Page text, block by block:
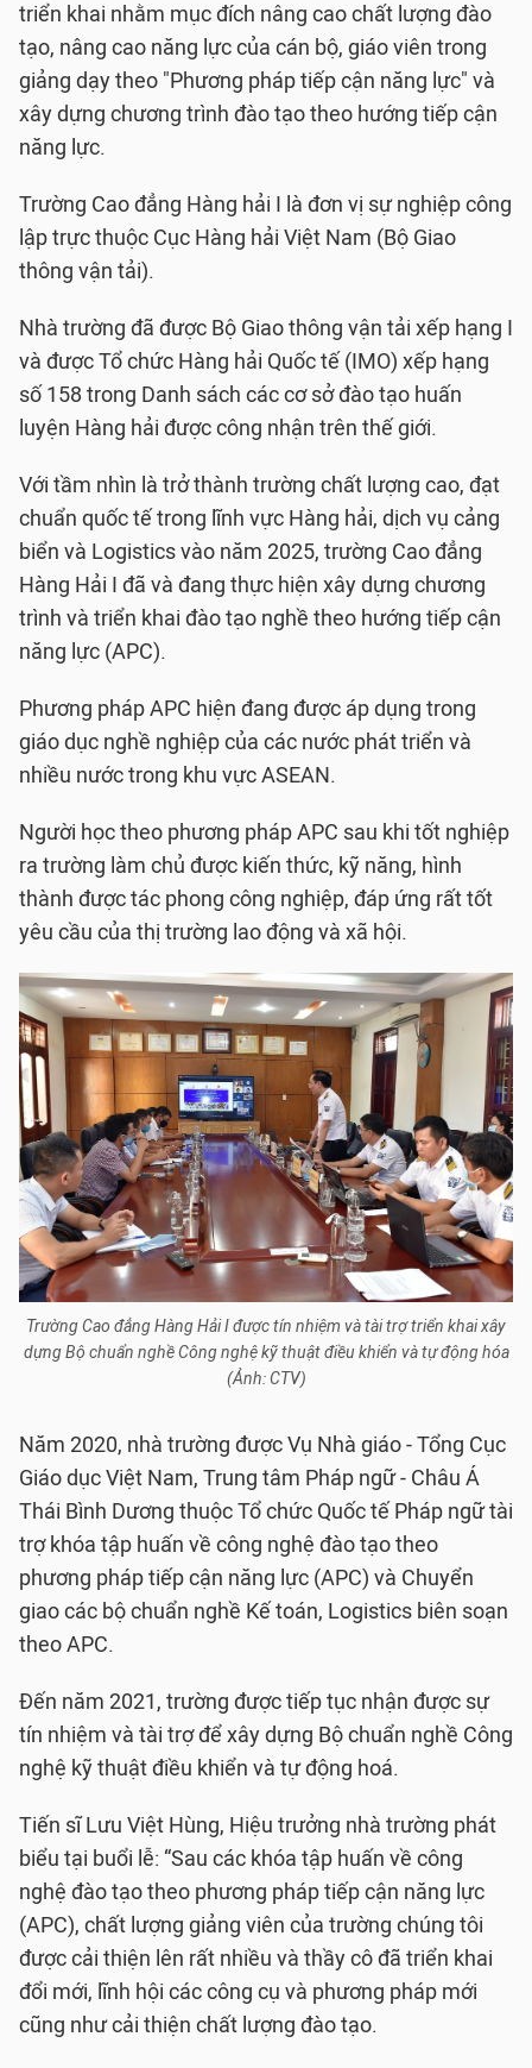
triển khai nhằm mục đích nâng cao chất lượng đào
tạo, nâng cao năng lực của cán bộ, giáo viên trong
giảng dạy theo "Phương pháp tiếp cận năng lực" và
xây dựng chương trình đào tạo theo hướng tiếp cận
năng lực.
Trường Cao đẳng Hàng hải I là đơn vị sự nghiệp công
lập trực thuộc Cục Hàng hải Việt Nam (Bộ Giao
thông vận tải).
Nhà trường đã được Bộ Giao thông vận tải xếp hạng I
và được Tổ chức Hàng hải Quốc tế (IMO) xếp hạng
số 158 trong Danh sách các cơ sở đào tạo huấn
luyện Hàng hải được công nhận trên thế giới.
Với tầm nhìn là trở thành trường chất lượng cao, đạt
chuẩn quốc tế trong lĩnh vực Hàng hải, dịch vụ cảng
biển và Logistics vào năm 2025, trường Cao đẳng
Hàng Hải I đã và đang thực hiện xây dựng chương
trình và triển khai đào tạo nghề theo hướng tiếp cận
năng lực (APC).
Phương pháp APC hiện đang được áp dụng trong
giáo dục nghề nghiệp của các nước phát triển và
nhiều nước trong khu vực ASEAN.
Người học theo phương pháp APC sau khi tốt nghiệp
ra trường làm chủ được kiến thức, kỹ năng, hình
thành được tác phong công nghiệp, đáp ứng rất tốt
yêu cầu của thị trường lao động và xã hội.
Trường Cao đẳng Hàng Hải I được tín nhiệm và tài trợ triển khai xây
dựng Bộ chuẩn nghề Công nghệ kỹ thuật điều khiển và tự động hóa
(Ảnh: CTV)
Năm 2020, nhà trường được Vụ Nhà giáo - Tổng Cục
Giáo dục Việt Nam, Trung tâm Pháp ngữ - Châu Á
Thái Bình Dương thuộc Tổ chức Quốc tế Pháp ngữ tài
trợ khóa tập huấn về công nghệ đào tạo theo
phương pháp tiếp cận năng lực (APC) và Chuyển
giao các bộ chuẩn nghề Kế toán, Logistics biên soạn
theo APC.
Đến năm 2021, trường được tiếp tục nhận được sự
tín nhiệm và tài trợ để xây dựng Bộ chuẩn nghề Công
nghệ kỹ thuật điều khiển và tự động hoá.
Tiến sĩ Lưu Việt Hùng, Hiệu trưởng nhà trường phát
biểu tại buổi lễ: “Sau các khóa tập huấn về công
nghệ đào tạo theo phương pháp tiếp cận năng lực
(APC), chất lượng giảng viên của trường chúng tôi
được cải thiện lên rất nhiều và thầy cô đã triển khai
đổi mới, lĩnh hội các công cụ và phương pháp mới
cũng như cải thiện chất lượng đào tạo.